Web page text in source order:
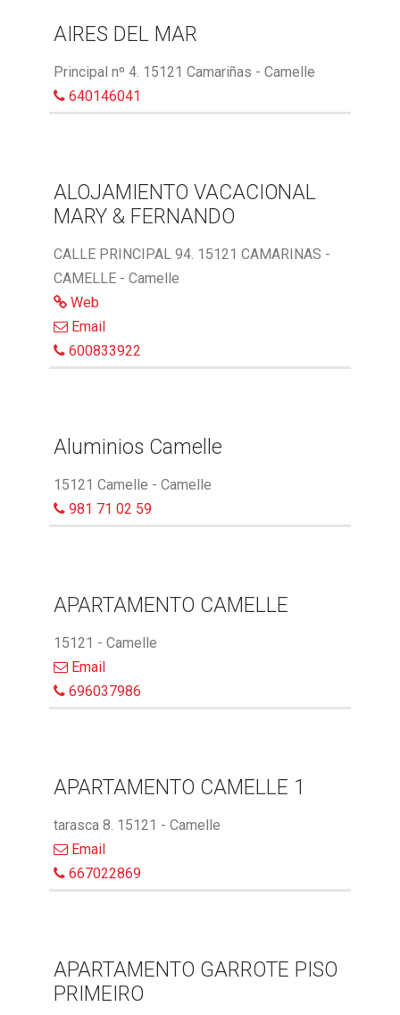
AIRES DEL MAR
Principal nº 4. 15121 Camariñas - Camelle
640146041
ALOJAMIENTO VACACIONAL
MARY & FERNANDO
CALLE PRINCIPAL 94. 15121 CAMARINAS -
CAMELLE - Camelle
Web
Email
600833922
Aluminios Camelle
15121 Camelle - Camelle
981 71 02 59
APARTAMENTO CAMELLE
15121 - Camelle
Email
696037986
APARTAMENTO CAMELLE 1
tarasca 8. 15121 - Camelle
Email
667022869
APARTAMENTO GARROTE PISO
PRIMEIRO